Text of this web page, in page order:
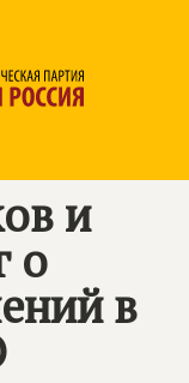
и
о
в